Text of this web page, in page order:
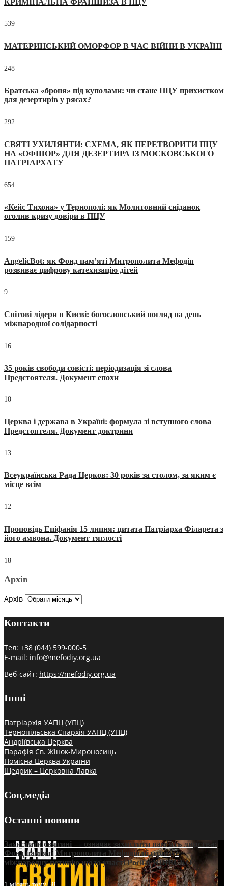
539
МАТЕРИНСЬКИЙ ОМОРФОР В ЧАС ВІЙНИ В УКРАЇНІ
248
Братська «броня» під куполами: чи стане ПЦУ прихистком
для дезертирів у рясах?
292
СВЯТІ УХИЛЯНТИ: СХЕМА, ЯК ПЕРЕТВОРИТИ ПЦУ
НА «ОФШОР» ДЛЯ ДЕЗЕРТИРА ІЗ МОСКОВСЬКОГО
ПАТРІАРХАТУ
654
«Кейс Тихона» у Тернополі: як Молитовний сніданок
оголив кризу довіри в ПЦУ
159
AngelicBot: як Фонд пам’яті Митрополита Мефодія
розвиває цифрову катехизацію дітей
9
Світові лідери в Києві: богословський погляд на день
міжнародної солідарності
16
35 років свободи совісті: періодизація зі слова
Предстоятеля. Документ епохи
10
Церква і держава в Україні: формула зі вступного слова
Предстоятеля. Документ доктрини
13
Всеукраїнська Рада Церков: 30 років за столом, за яким є
місце всім
12
Проповідь Епіфанія 15 липня: цитата Патріарха Філарета з
його амвона. Документ тяглості
18
Архів
Архів
Контакти
Тел: +38 (044) 599-000-5
E-mail: info@mefodiy.org.ua
Веб-сайт: https://mefodiy.org.ua
Інші
Патріархія УАПЦ (УПЦ)
Тернопільська Єпархія УАПЦ (УПЦ)
Андріївська Церква
Парафія Св. Жінок-Мироносиць
Помісна Церква України
Щедрик – Церковна Лавка
Соц.медіа
Останні новини
Захистити святині — означає захистити пам’ять людства:
Фонд пам’яті Митрополита Мефодія підтримує
міжнародну петицію щодо участі Росії в ЮНЕСКО